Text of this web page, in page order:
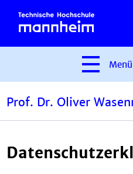
Menü
Prof. Dr. Oliver